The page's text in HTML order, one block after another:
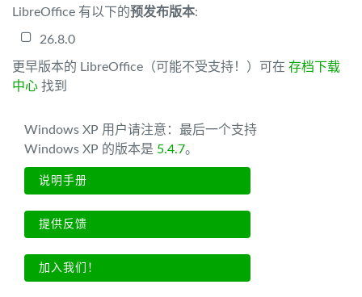
LibreOffice 有以下的预发布版本:
26.8.0
更早版本的 LibreOffice（可能不受支持！）可在 存档下载
中心 找到
Windows XP 用户请注意：最后一个支持
Windows XP 的版本是 5.4.7。
说明手册
提供反馈
加入我们！